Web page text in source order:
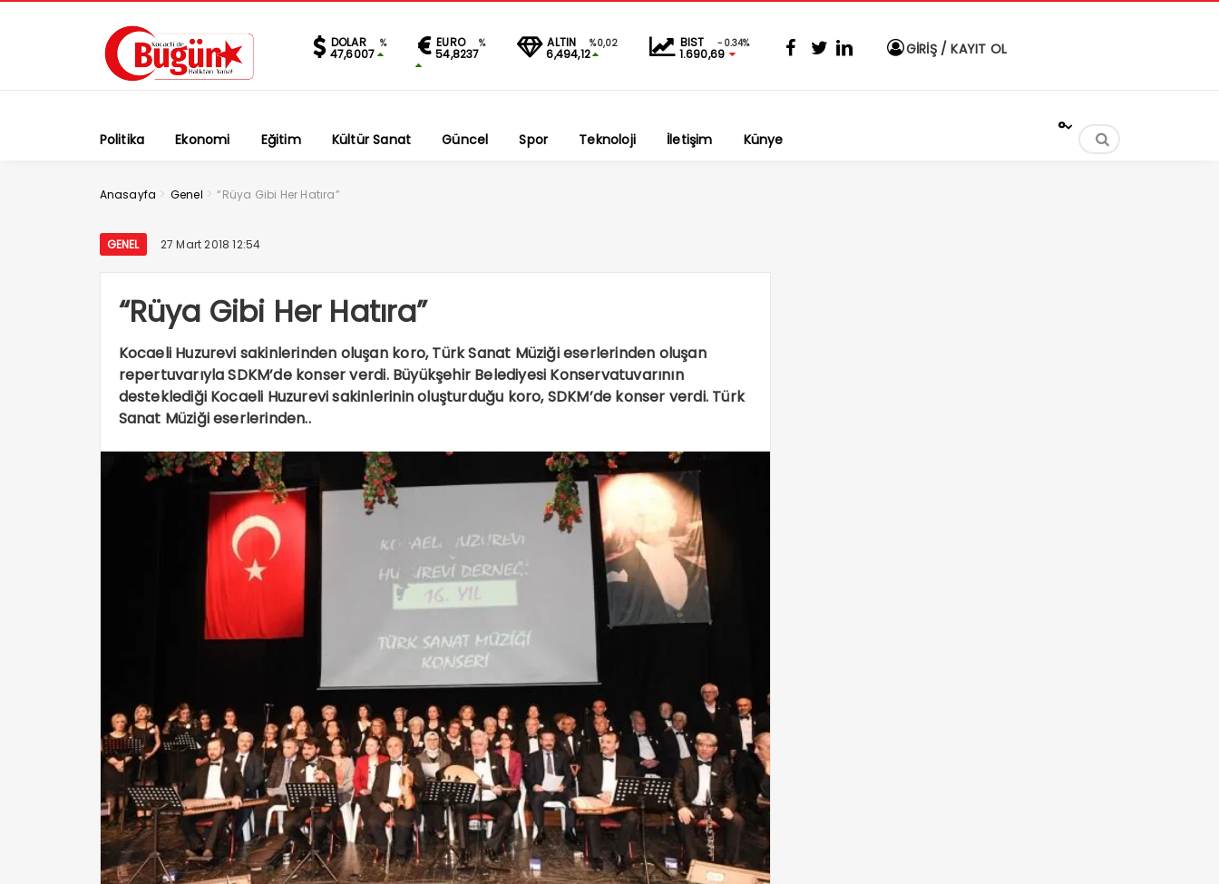
DOLAR %
47,6007
EURO %
54,8237
ALTIN %0,02
6,494,12
BIST -0.34%
1.690,69 GİRİŞ / KAYIT OL
Politika Ekonomi Eğitim Kültür Sanat Güncel Spor Teknoloji İletişim Künye
°
Anasayfa > Genel >“Rüya Gibi Her Hatıra”
GENEL 27 Mart 2018 12:54
“Rüya Gibi Her Hatıra”
Kocaeli Huzurevi sakinlerinden oluşan koro, Türk Sanat Müziği eserlerinden oluşan
repertuvarıyla SDKM’de konser verdi. Büyükşehir Belediyesi Konservatuvarının
desteklediği Kocaeli Huzurevi sakinlerinin oluşturduğu koro, SDKM’de konser verdi. Türk
Sanat Müziği eserlerinden..